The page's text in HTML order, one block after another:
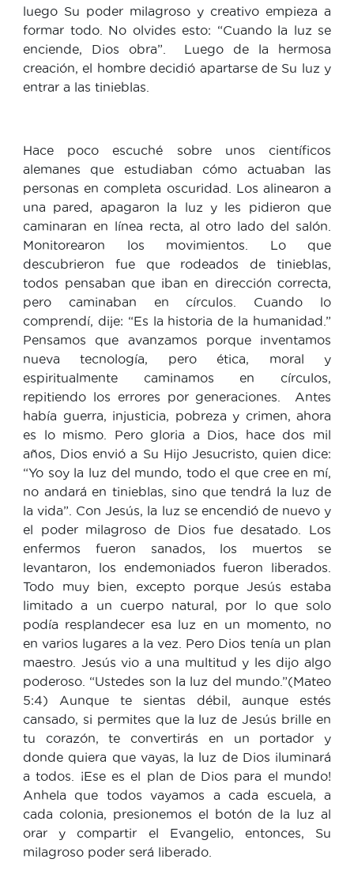
luego Su poder milagroso y creativo empieza a
formar todo. No olvides esto: “Cuando la luz se
enciende, Dios obra”. Luego de la hermosa
creación, el hombre decidió apartarse de Su luz y
entrar a las tinieblas.
Hace poco escuché sobre unos científicos
alemanes que estudiaban cómo actuaban las
personas en completa oscuridad. Los alinearon a
una pared, apagaron la luz y les pidieron que
caminaran en línea recta, al otro lado del salón.
Monitorearon los movimientos. Lo que
descubrieron fue que rodeados de tinieblas,
todos pensaban que iban en dirección correcta,
pero caminaban en círculos. Cuando lo
comprendí, dije: “Es la historia de la humanidad.”
Pensamos que avanzamos porque inventamos
nueva tecnología, pero ética, moral y
espiritualmente caminamos en círculos,
repitiendo los errores por generaciones. Antes
había guerra, injusticia, pobreza y crimen, ahora
es lo mismo. Pero gloria a Dios, hace dos mil
años, Dios envió a Su Hijo Jesucristo, quien dice:
“Yo soy la luz del mundo, todo el que cree en mí,
no andará en tinieblas, sino que tendrá la luz de
la vida”. Con Jesús, la luz se encendió de nuevo y
el poder milagroso de Dios fue desatado. Los
enfermos fueron sanados, los muertos se
levantaron, los endemoniados fueron liberados.
Todo muy bien, excepto porque Jesús estaba
limitado a un cuerpo natural, por lo que solo
podía resplandecer esa luz en un momento, no
en varios lugares a la vez. Pero Dios tenía un plan
maestro. Jesús vio a una multitud y les dijo algo
poderoso. “Ustedes son la luz del mundo.”(Mateo
5:4) Aunque te sientas débil, aunque estés
cansado, si permites que la luz de Jesús brille en
tu corazón, te convertirás en un portador y
donde quiera que vayas, la luz de Dios iluminará
a todos. ¡Ese es el plan de Dios para el mundo!
Anhela que todos vayamos a cada escuela, a
cada colonia, presionemos el botón de la luz al
orar y compartir el Evangelio, entonces, Su
milagroso poder será liberado.